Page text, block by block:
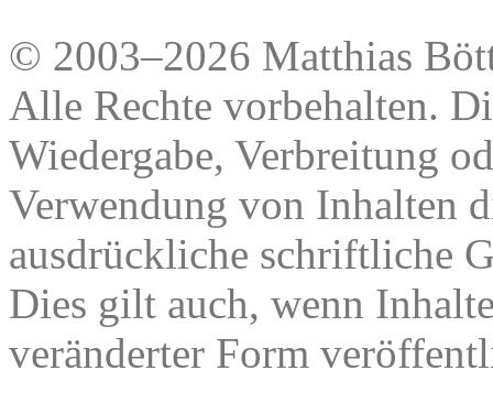
© 2003–2026 Matthias
Alle Rechte vorbehalten.
Wiedergabe, Verbreitung
Verwendung von Inhalten
ausdrückliche schriftliche
Dies gilt auch, wenn
veränderter Form